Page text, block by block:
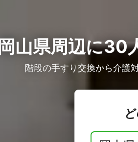
岡山県周辺に30
階段の手すり交換から介護